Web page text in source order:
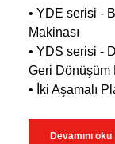
• YDE serisi -
Makinası
• YDS serisi -
Geri Dönüşüm
• İki Aşamalı
Devamını oku